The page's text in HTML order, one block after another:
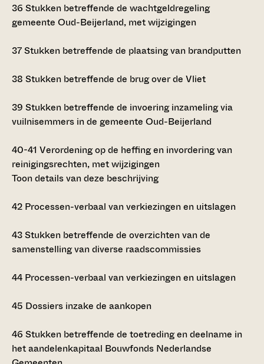
36 Stukken betreffende de wachtgeldregeling
gemeente Oud-Beijerland, met wijzigingen
37Stukken betreffende de plaatsing van brandputten
38 Stukken betreffende de brug over de Vliet
39 Stukken betreffende de invoering inzameling via
vuilnisemmers in de gemeente Oud-Beijerland
40-41 Verordening op de heffing en invordering van
reinigingsrechten, met wijzigingen
Toon details van deze beschrijving
42 Processen-verbaal van verkiezingen en uitslagen
43Stukken betreffende de overzichten van de
samenstelling van diverse raadscommissies
44 Processen-verbaal van verkiezingen en uitslagen
45 Dossiers inzake de aankopen
46 Stukken betreffende de toetreding en deelname in
het aandelenkapitaal Bouwfonds Nederlandse